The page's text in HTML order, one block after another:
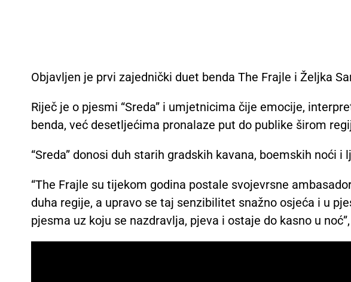
Objavljen je prvi zajednički duet benda The Frajle i Željka
Riječ je o pjesmi “Sreda” i umjetnicima čije emocije,
benda, već desetljećima pronalaze put do publike širom
“Sreda” donosi duh starih gradskih kavana, boemskih noći
“The Frajle su tijekom godina postale svojevrsne
duha regije, a upravo se taj senzibilitet snažno osjeća i u
pjesma uz koju se nazdravlja, pjeva i ostaje do kasno u